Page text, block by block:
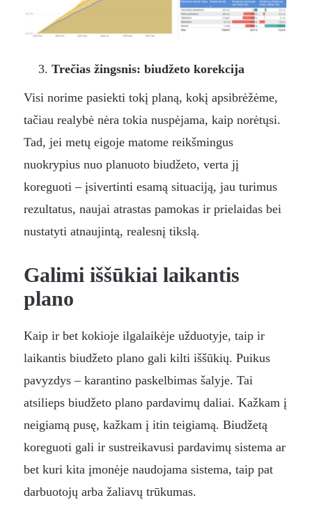
Trečias žingsnis: biudžeto korekcija
Visi norime pasiekti tokį planą, kokį apsibrėžėme,
tačiau realybė nėra tokia nuspėjama, kaip norėtųsi.
Tad, jei metų eigoje matome reikšmingus
nuokrypius nuo planuoto biudžeto, verta jį
koreguoti – įsivertinti esamą situaciją, jau turimus
rezultatus, naujai atrastas pamokas ir prielaidas bei
nustatyti atnaujintą, realesnį tikslą.
Galimi iššūkiai laikantis
plano
Kaip ir bet kokioje ilgalaikėje užduotyje, taip ir
laikantis biudžeto plano gali kilti iššūkių. Puikus
pavyzdys – karantino paskelbimas šalyje. Tai
atsilieps biudžeto plano pardavimų daliai. Kažkam į
neigiamą pusę, kažkam į itin teigiamą. Biudžetą
koreguoti gali ir sustreikavusi pardavimų sistema ar
bet kuri kita įmonėje naudojama sistema, taip pat
darbuotojų arba žaliavų trūkumas.